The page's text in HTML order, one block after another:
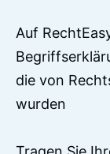
Auf
die von
wurden